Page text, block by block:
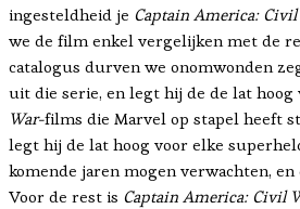
ingesteldheid je Captain America:
we de film enkel vergelijken met de
catalogus durven we onomwonden
uit die serie, en legt hij de de lat hoog
War-films die Marvel op stapel heeft
legt hij de lat hoog voor elke
komende jaren mogen verwachten,
Voor de rest is Captain America: Civil